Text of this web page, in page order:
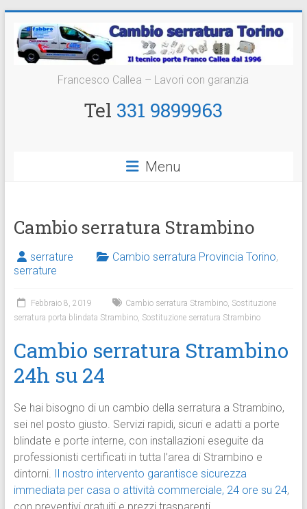
contenuto
Cambio
Serratura
Francesco Callea – Lavori con garanzia
Tel 331 9899963
Menu
Cambio serratura Strambino
serrature Cambio serratura Provincia Torino,
serrature
Febbraio 8, 2019 Cambio serratura Strambino, Sostituzione
serratura porta blindata Strambino, Sostituzione serratura Strambino
Cambio serratura Strambino
24h su 24
Se hai bisogno di un cambio della serratura a Strambino,
sei nel posto giusto. Servizi rapidi, sicuri e adatti a porte
blindate e porte interne, con installazioni eseguite da
professionisti certificati in tutta l’area di Strambino e
dintorni.
Il nostro intervento garantisce sicurezza
immediata per casa o attività commerciale, 24 ore su 24,